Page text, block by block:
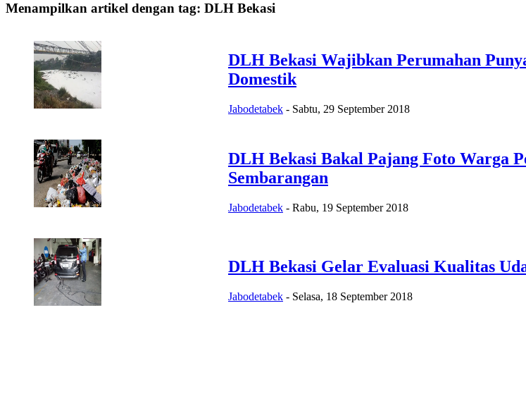
Menampilkan artikel dengan tag: DLH Bekasi
DLH Bekasi Wajibkan Perumahan
Domestik
Jabodetabek - Sabtu, 29 September 2018
DLH Bekasi Bakal Pajang Foto Warga
Sembarangan
Jabodetabek - Rabu, 19 September 2018
DLH Bekasi Gelar Evaluasi Kualitas
Jabodetabek - Selasa, 18 September 2018